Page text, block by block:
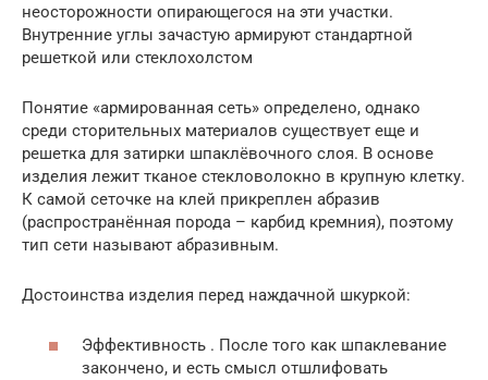
неосторожности опирающегося на эти участки.
Внутренние углы зачастую армируют стандартной
решеткой или стеклохолстом
Понятие «армированная сеть» определено, однако
среди сторительных материалов существует еще и
решетка для затирки шпаклёвочного слоя. В основе
изделия лежит тканое стекловолокно в крупную клетку.
К самой сеточке на клей прикреплен абразив
(распространённая порода – карбид кремния), поэтому
тип сети называют абразивным.
Достоинства изделия перед наждачной шкуркой:
Эффективность . После того как шпаклевание
закончено, и есть смысл отшлифовать